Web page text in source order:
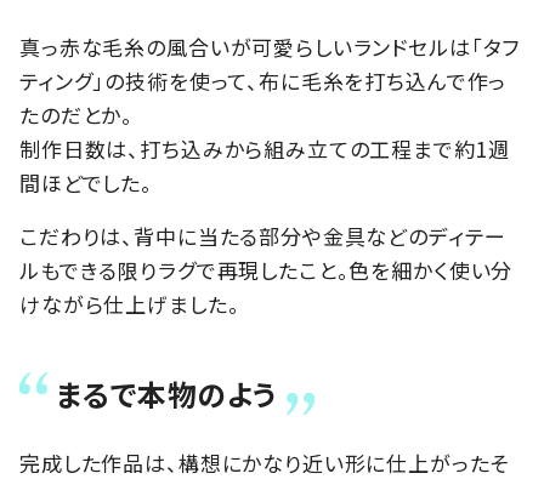
真っ赤な毛糸の風合いが可愛らしいランドセルは「タフ
ティング」の技術を使って、布に毛糸を打ち込んで作っ
たのだとか。
制作日数は、打ち込みから組み立ての工程まで約1週
間ほどでした。
こだわりは、背中に当たる部分や金具などのディテー
ルもできる限りラグで再現したこと。色を細かく使い分
けながら仕上げました。
まるで本物のよう
完成した作品は、構想にかなり近い形に仕上がったそ